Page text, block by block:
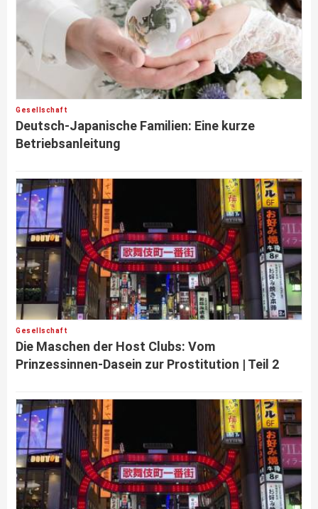
Gesellschaft
Deutsch-Japanische Familien: Eine kurze
Betriebsanleitung
Gesellschaft
Die Maschen der Host Clubs: Vom
Prinzessinnen-Dasein zur Prostitution | Teil 2